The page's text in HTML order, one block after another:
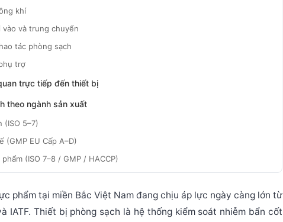
khí
và trung chuyển
tác phòng sạch
trợ
trực tiếp đến thiết bị
theo ngành sản xuất
(ISO 5–7)
(GMP EU Cấp A–D)
(ISO 7–8 / GMP / HACCP)
đúng. 5 bước không thể bỏ qua
và ngành sản xuất trước khi chọn bất kỳ thiết bị nào
phẩm tại miền Bắc Việt Nam đang chịu áp lực ngày càng lớn từ
IATF. Thiết bị phòng sạch là hệ thống kiểm soát nhiễm bẩn cốt